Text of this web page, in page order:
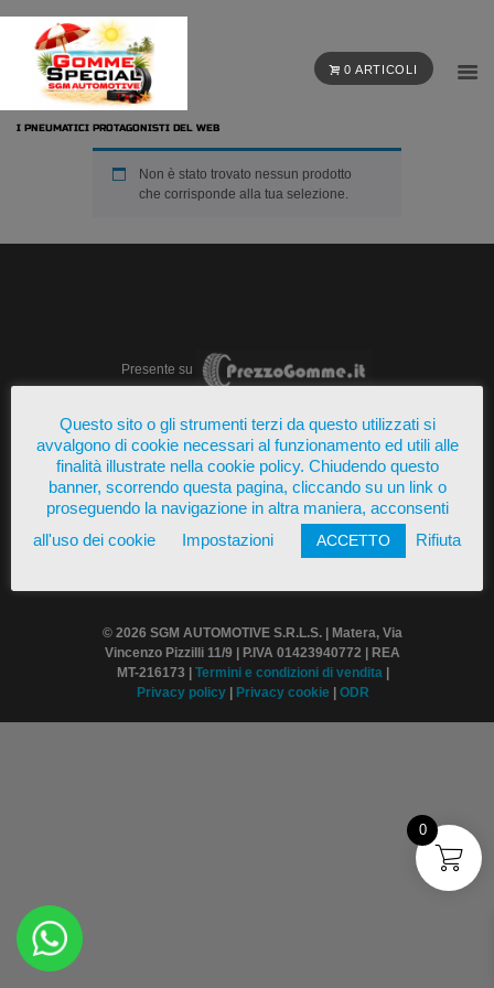
0 ARTICOLI
I PNEUMATICI PROTAGONISTI DEL WEB
Non è stato trovato nessun prodotto
che corrisponde alla tua selezione.
Presente su
© 2026 SGM AUTOMOTIVE S.R.L.S. | Matera, Via
Vincenzo Pizzilli 11/9 | P.IVA 01423940772 | REA
MT-216173 |
Termini e condizioni di vendita
Privacy policy
Privacy cookie ODR
Questo sito o gli strumenti terzi da questo utilizzati si
avvalgono di cookie necessari al funzionamento ed utili alle
finalità illustrate nella cookie policy. Chiudendo questo
banner, scorrendo questa pagina, cliccando su un link o
proseguendo la navigazione in altra maniera, acconsenti
all'uso dei cookie
Impostazioni ACCETTO Rifiuta
0